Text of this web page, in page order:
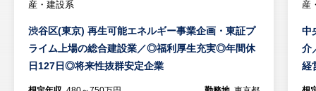
産・建設系
渋谷区(東京) 再生可能エネルギー事業企画・東証プ
ライム上場の総合建設業／◎福利厚生充実◎年間休
日127日◎将来性抜群安定企業
産
中
介
経